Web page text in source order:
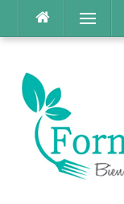
contenu
Menu